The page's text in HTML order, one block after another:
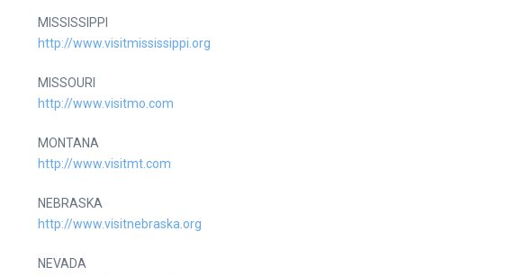
MISSISSIPPI
http://www.visitmississippi.org
MISSOURI
http://www.visitmo.com
MONTANA
http://www.visitmt.com
NEBRASKA
http://www.visitnebraska.org
NEVADA